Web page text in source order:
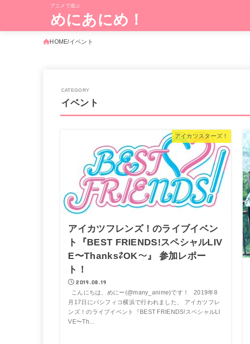
アニメで遊ぶ
めにあにめ！
HOME イベント
イベント
アイカツスターズ！
アイカツフレンズ！のライブイベン
ト『BEST FRIENDS!スペシャルLIV
E〜Thanks⇄OK～』 参加レポー
ト！
2019.08.19
こんにちは、めにー(@many_anime)です！ 2019年8
月17日にパシフィコ横浜で行われました、 アイカツフレ
ンズ！のライブイベント『BEST FRIENDS!スペシャルLI
VE〜Th...